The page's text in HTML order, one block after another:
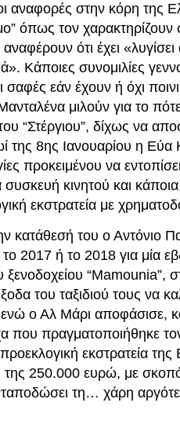
αναφορές στην κόρη της
όπως τον
αναφέρουν ότι έχει
Κάποιες συνομιλίες
σαφές εάν έχουν ή όχι
μιλούν για το
“Στέργιου”, δίχως να
της 8ης Ιανουαρίου η Εύα
προκειμένου να
κινητού και
εκστρατεία με
κατάθεσή του ο Αντόνιο
το 2017 ή το 2018 για μία
ξενοδοχείου “Mamounia”,
του ταξιδιού τους να
ο Αλ Μάρι αποφάσισε,
που πραγματοποιήθηκε
εκστρατεία
της 250.000 ευρώ, με
τη… χάρη